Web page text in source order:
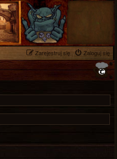
Zaloguj się
Zarejestruj się